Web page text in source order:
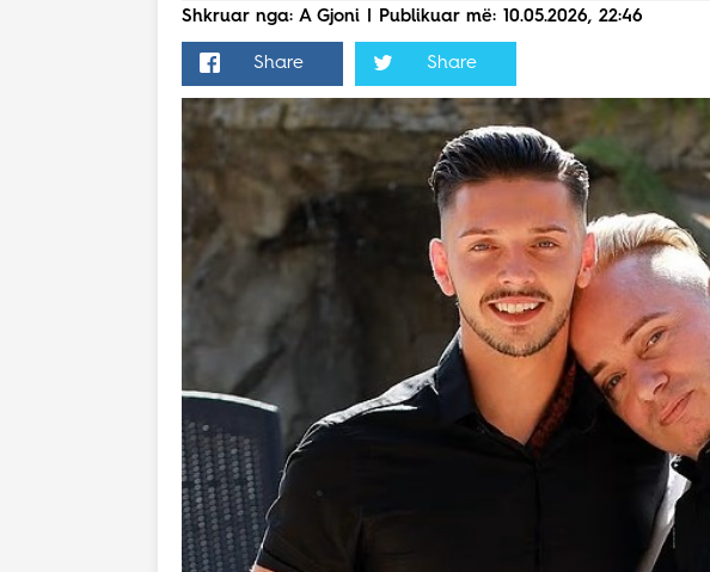
Maqedoni
Shkruar nga: A Gjoni | Publikuar më: 10.05.2026, 22:46
Share Share